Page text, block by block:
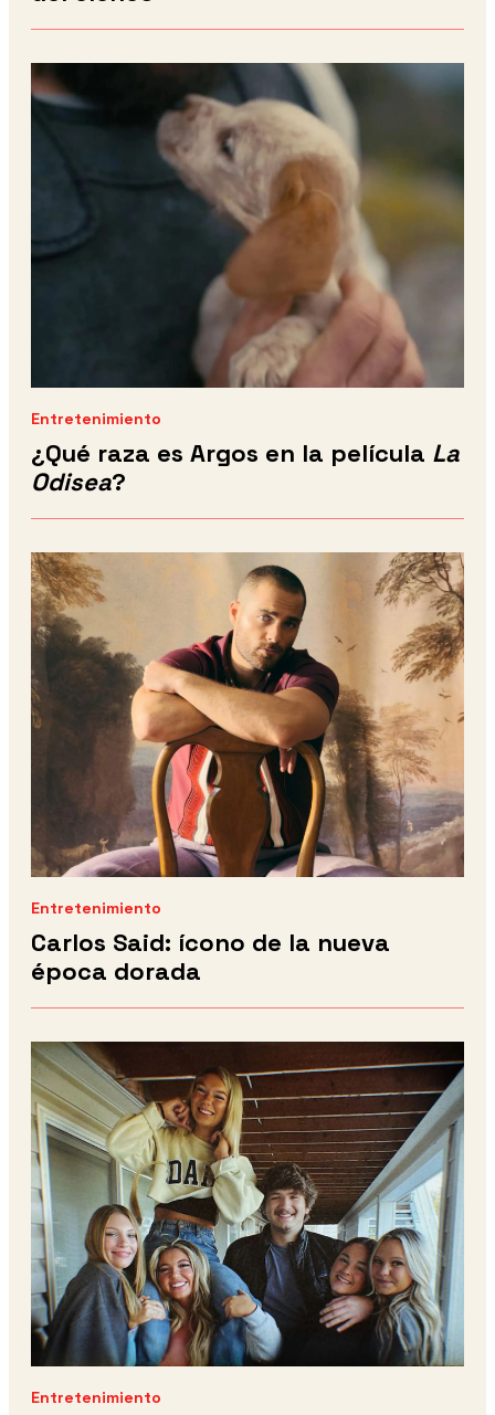
Entretenimiento
¿Qué raza es Argos en la película La
Odisea?
Entretenimiento
Carlos Said: ícono de la nueva
época dorada
Entretenimiento